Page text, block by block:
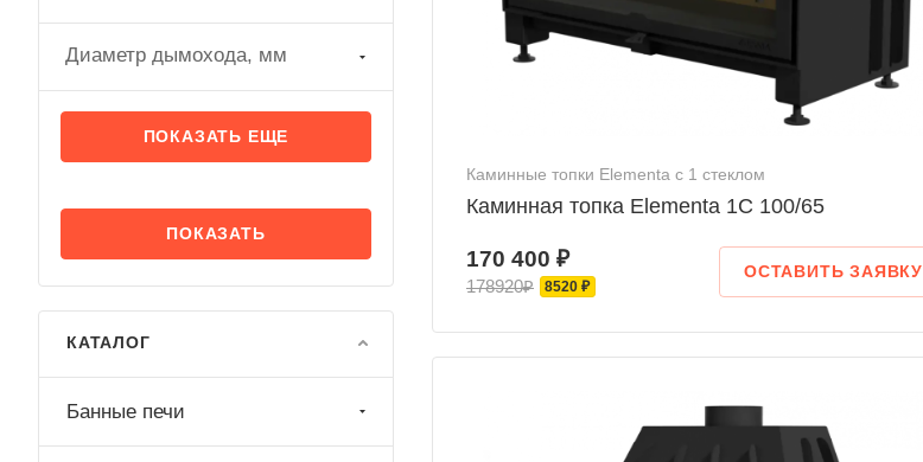
Каминные топки Elementa с 1 стеклом
Каминная топка Elementa 1С 100/65
170 400 ₽
178920₽ 8520 ₽
ОСТАВИТЬ ЗАЯВКУ
Диаметр дымохода, мм
ПОКАЗАТЬ ЕЩЕ
КАТАЛОГ
Банные печи